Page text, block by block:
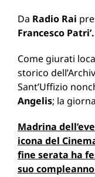
Da Radio Rai
Francesco Patri’.
Come giurati
storico
Sant’Uffizio
Angelis; la
Madrina
icona del
fine serata ha
suo